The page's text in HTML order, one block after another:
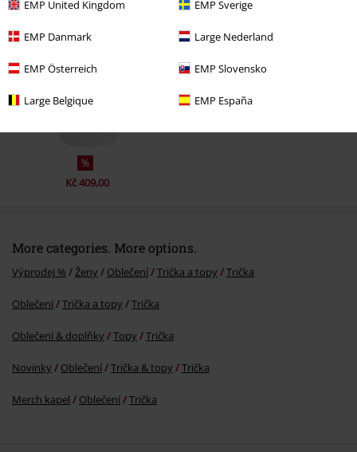
EMP United Kingdom EMP Sverige
EMP Danmark Large Nederland
EMP Österreich EMP Slovensko
Large Belgique EMP España
Naposledy navštívené
%
Kč 409,00
More categories. More options.
Výprodej % Ženy Oblečení Trička a topy Trička
Oblečení Trička a topy Trička
Oblečení & doplňky Topy Trička
Novinky Oblečení Trička & topy Trička
Merch kapel Oblečení Trička